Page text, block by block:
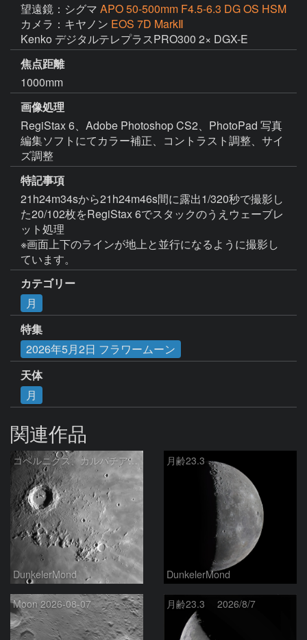
望遠鏡：シグマ APO 50-500mm F4.5-6.3 DG OS HSM
カメラ：キヤノン EOS 7D MarkⅡ
Kenko デジタルテレプラスPRO300 2× DGX-E
焦点距離
1000mm
画像処理
RegiStax 6、Adobe Photoshop CS2、PhotoPad 写真
編集ソフトにてカラー補正、コントラスト調整、サイ
ズ調整
特記事項
21h24m34sから21h24m46s間に露出1/320秒で撮影し
た20/102枚をRegiStax 6でスタックのうえウェーブレ
ット処理
※画面上下のラインが地上と並行になるように撮影し
ています。
カテゴリー
月
特集
2026年5月2日 フラワームーン
天体
月
関連作品
コペルニクス、カルパチア山脈付近
DunkelerMond
月齢23.3
DunkelerMond
Moon 2026-08-07 月齢23.3 2026/8/7